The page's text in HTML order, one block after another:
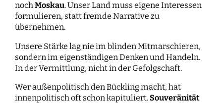
nochMoskau. Unser Land muss eigene Interessen
formulieren, statt fremde Narrative zu
übernehmen.
Unsere Stärke lag nie im blinden Mitmarschieren,
sondern im eigenständigen Denken und Handeln.
In der Vermittlung, nicht in der Gefolgschaft.
Wer außenpolitisch den Bückling macht, hat
innenpolitisch oft schon kapituliert. Souveränität